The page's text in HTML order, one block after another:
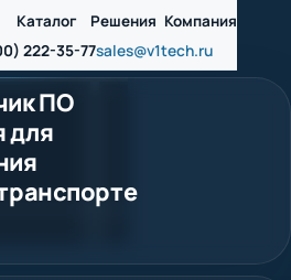
Каталог Решения Компания
222-35-77sales@v1tech.ru
ПО
для